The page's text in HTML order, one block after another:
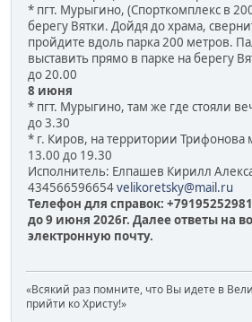
* пгт. Мурыгино, (Спорткомплекс в
берегу Вятки. Дойдя до храма,
пройдите вдоль парка 200 метров.
выставить прямо в парке на берегу
до 20.00
8 июня
* пгт. Мурыгино, там же где стояли
до 3.30
* г. Киров, на территории Трифонова
13.00 до 19.30
Исполнитель: Елпашев Кирилл
434566596654velikoretsky@mail.ru
Телефон для справок:
до 9 июня 2026г. Далее ответы на
электронную почту.
«Всякий раз помните, что Вы идете в
прийти ко Христу!»